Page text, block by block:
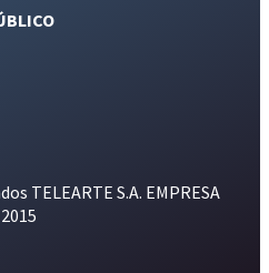
TELEARTE S.A. EMPRESA